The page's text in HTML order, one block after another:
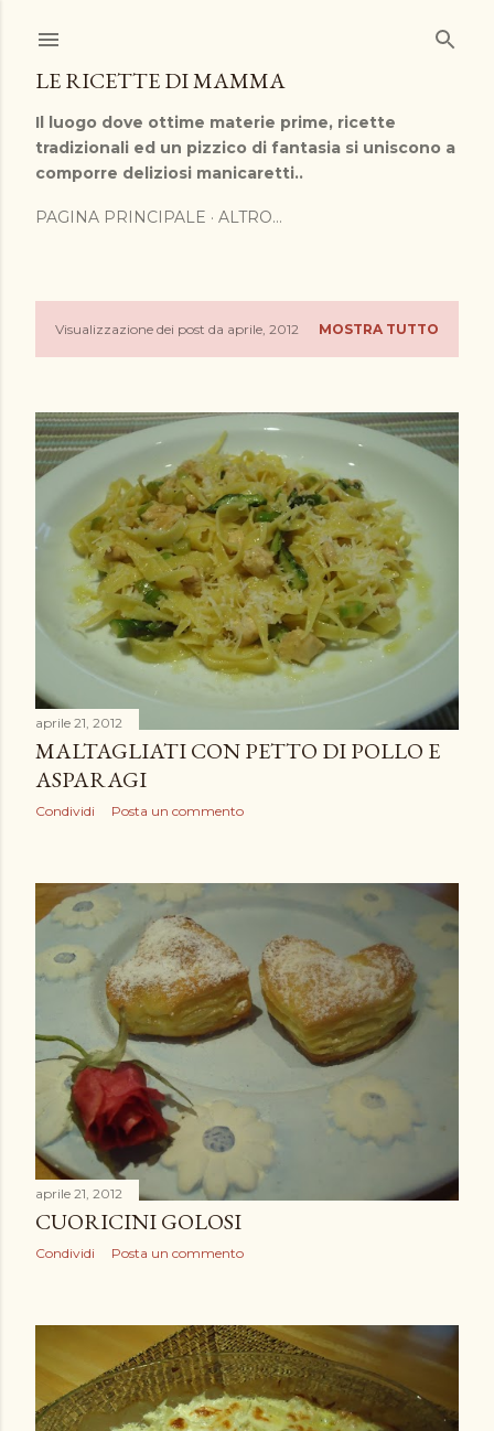
LE RICETTE DI MAMMA
Il luogo dove ottime materie prime, ricette
tradizionali ed un pizzico di fantasia si uniscono a
comporre deliziosi manicaretti..
PAGINA PRINCIPALE ALTRO…
P
s
t
Visualizzazione dei post da aprile, 2012 MOSTRA TUTTO
aprile 21, 2012
MALTAGLIATI CON PETTO DI POLLO E
ASPARAGI
Condividi Posta un commento
aprile 21, 2012
CUORICINI GOLOSI
Condividi Posta un commento